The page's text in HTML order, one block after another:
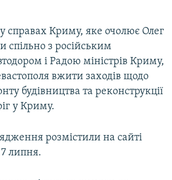
у справах Криму, яке очолює Олег
спільно з російським
і Радою міністрів Криму,
вжити заходів щодо
будівництва та реконструкції
у Криму.
розмістили на сайті
7 липня.